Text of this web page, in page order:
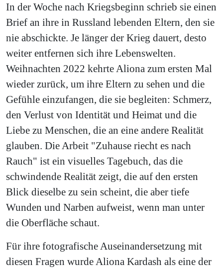
In der Woche nach Kriegsbeginn schrieb sie einen
Brief an ihre in Russland lebenden Eltern, den sie
nie abschickte. Je länger der Krieg dauert, desto
weiter entfernen sich ihre Lebenswelten.
Weihnachten 2022 kehrte Aliona zum ersten Mal
wieder zurück, um ihre Eltern zu sehen und die
Gefühle einzufangen, die sie begleiten: Schmerz,
den Verlust von Identität und Heimat und die
Liebe zu Menschen, die an eine andere Realität
glauben. Die Arbeit "Zuhause riecht es nach
Rauch" ist ein visuelles Tagebuch, das die
schwindende Realität zeigt, die auf den ersten
Blick dieselbe zu sein scheint, die aber tiefe
Wunden und Narben aufweist, wenn man unter
die Oberfläche schaut.
Für ihre fotografische Auseinandersetzung mit
diesen Fragen wurde Aliona Kardash als eine der